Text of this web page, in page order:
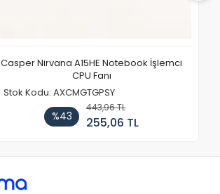
Casper Nirvana A15HE Notebook İşlemci
CPU Fanı
Stok Kodu: AXCMGTGPSY
%43
443,96 TL
255,06 TL